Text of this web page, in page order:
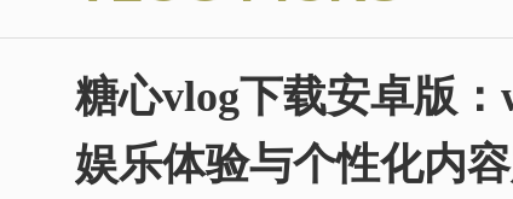
糖心vlog下载安卓版
娱乐体验与个性化内